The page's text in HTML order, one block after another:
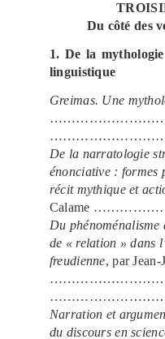
Du côté des
1. De la
linguistique
Greimas. Une
………………………
De la narratologie
énonciative : formes
récit mythique et
Calame
Du
de « relation » dans
freudienne, par
Narration et
du discours en